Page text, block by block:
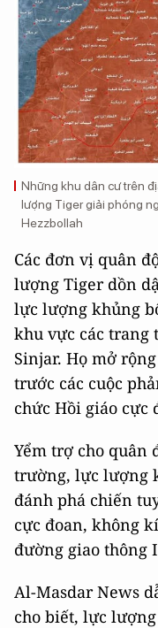
Những khu dân cư trên
lượng Tiger giải phóng
Hezzbollah
Các đơn vị quân
lượng Tiger dồn
lực lượng khủng
khu vực các trang
Sinjar. Họ mở
trước các cuộc
chức Hồi giáo cực
Yểm trợ cho quân
trường, lực lượng
đánh phá chiến
cực đoan, không
đường giao thông
Al-Masdar News
cho biết, lực